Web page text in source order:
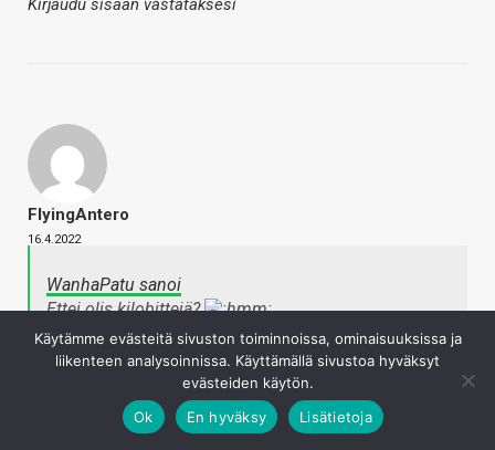
Kirjaudu sisään vastataksesi
FlyingAntero
16.4.2022
WanhaPatu sanoi
Ettei olis kilobittejä?
Napsauta laajentaaksesi…
Emmää tiiä mut ajatuksena olis hakee pääsiäisen jälkeen
kilon mötikkä kuparipyörötankoo halkaisijaltaan 40-50mm
Käytämme evästeitä sivuston toiminnoissa, ominaisuuksissa ja
liikenteen analysoinnissa. Käyttämällä sivustoa hyväksyt
evästeiden käytön.
Ok
En hyväksy Lisätietoja